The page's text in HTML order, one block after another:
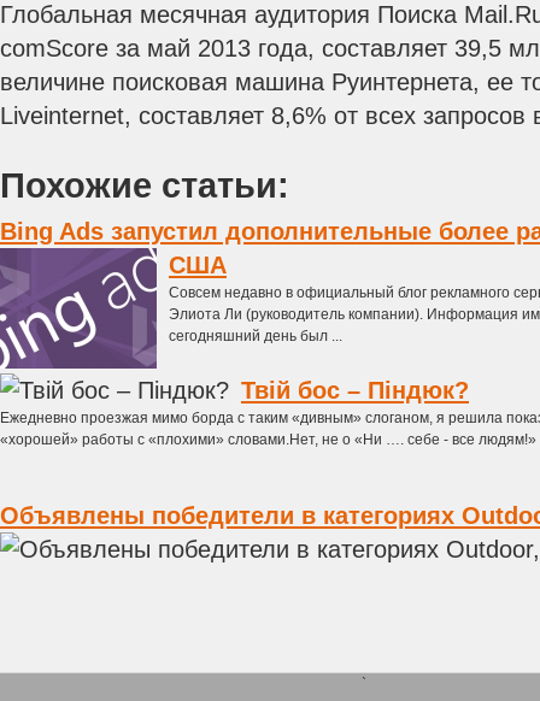
Глобальная месячная аудитория Поиска
comScore за май 2013 года, составляет 39,5
величине поисковая машина Руинтернета, ее
Liveinternet, составляет 8,6% от всех
Похожие статьи:
Bing Ads запустил дополнительные более
США
Совсем недавно в официальный блог рекламного
Элиота Ли (руководитель компании). Информация
сегодняшний день был ...
Твій бос – Піндюк?
Ежедневно проезжая мимо борда с таким «дивным» слоганом, я решила
«хорошей» работы с «плохими» словами.Нет, не о «Ни …. себе - все людям!»
Объявлены победители в категориях
`